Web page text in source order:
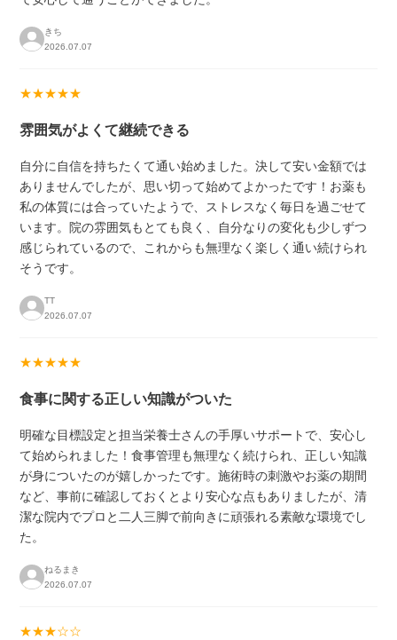
きち
2026.07.07
★★★★★
雰囲気がよくて継続できる
自分に自信を持ちたくて通い始めました。決して安い金額では
ありませんでしたが、思い切って始めてよかったです！お薬も
私の体質には合っていたようで、ストレスなく毎日を過ごせて
います。院の雰囲気もとても良く、自分なりの変化も少しずつ
感じられているので、これからも無理なく楽しく通い続けられ
そうです。
TT
2026.07.07
★★★★★
食事に関する正しい知識がついた
明確な目標設定と担当栄養士さんの手厚いサポートで、安心し
て始められました！食事管理も無理なく続けられ、正しい知識
が身についたのが嬉しかったです。施術時の刺激やお薬の期間
など、事前に確認しておくとより安心な点もありましたが、清
潔な院内でプロと二人三脚で前向きに頑張れる素敵な環境でし
た。
ねるまき
2026.07.07
★★★☆☆